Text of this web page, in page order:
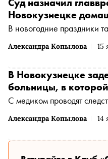
Александра Копылова 15
Новокузнецке
В новогодние праздники
Александра Копылова 14
В Новокузнецке
больницы, в
С медиком проводят